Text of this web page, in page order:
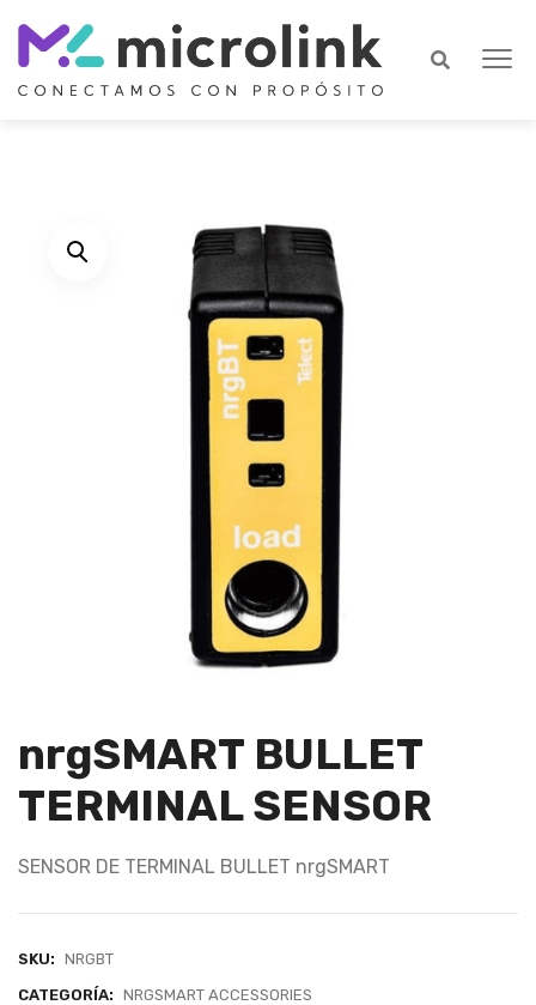
nrgSMART BULLET
TERMINAL SENSOR
SENSOR DE TERMINAL BULLET nrgSMART
SKU: NRGBT
CATEGORÍA: NRGSMART ACCESSORIES